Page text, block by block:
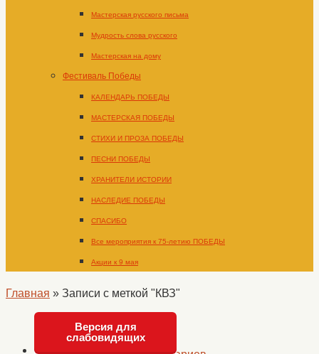
Мастерская русского письма
Мудрость слова русского
Мастерская на дому
Фестиваль Победы
КАЛЕНДАРЬ ПОБЕДЫ
МАСТЕРСКАЯ ПОБЕДЫ
СТИХИ И ПРОЗА ПОБЕДЫ
ПЕСНИ ПОБЕДЫ
ХРАНИТЕЛИ ИСТОРИИ
НАСЛЕДИЕ ПОБЕДЫ
СПАСИБО
Все мероприятия к 75-летию ПОБЕДЫ
Акции к 9 мая
Главная » Записи с меткой "КВЗ"
Версия для
слабовидящих